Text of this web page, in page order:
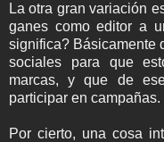
La otra gran variación
ganes como editor a
significa? Básicamente
sociales para que
marcas, y que de
participar en campañas.
Por cierto, una cosa